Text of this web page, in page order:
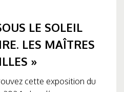
LE SOLEIL
LES MAÎTRES
»
cette exposition du